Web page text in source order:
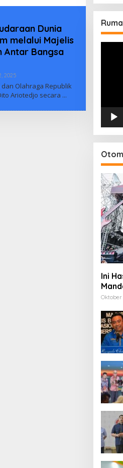
Dunia
melalui Majelis
Antar Bangsa
2025Oleh
Indonesia
Olahraga Republik
Ariotedjo secara
Ini
Oktober